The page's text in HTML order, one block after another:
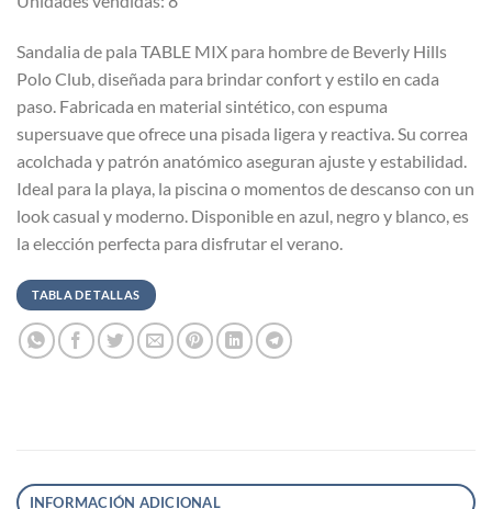
Sandalia de pala TABLE MIX para hombre de Beverly Hills
Polo Club, diseñada para brindar confort y estilo en cada
paso. Fabricada en material sintético, con espuma
supersuave que ofrece una pisada ligera y reactiva. Su correa
acolchada y patrón anatómico aseguran ajuste y estabilidad.
Ideal para la playa, la piscina o momentos de descanso con un
look casual y moderno. Disponible en azul, negro y blanco, es
la elección perfecta para disfrutar el verano.
TABLA DE TALLAS
INFORMACIÓN ADICIONAL